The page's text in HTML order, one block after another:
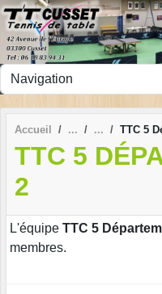
Accueil TTC 5
TTC 5
2
L'équipe TTC 5
membres.
Panneau de gestion des